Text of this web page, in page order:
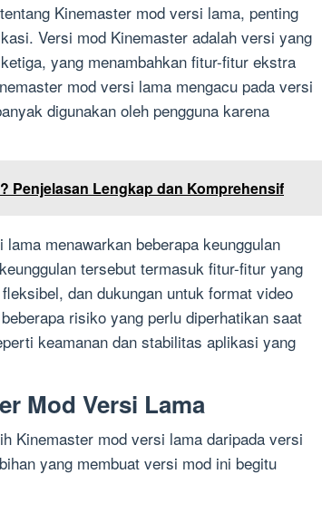
Kinemaster mod versi lama, penting
Versi mod Kinemaster adalah versi yang
yang menambahkan fitur-fitur ekstra
mod versi lama mengacu pada versi
digunakan oleh pengguna karena
Penjelasan Lengkap dan Komprehensif
menawarkan beberapa keunggulan
tersebut termasuk fitur-fitur yang
dan dukungan untuk format video
risiko yang perlu diperhatikan saat
keamanan dan stabilitas aplikasi yang
Mod Versi Lama
Kinemaster mod versi lama daripada versi
yang membuat versi mod ini begitu